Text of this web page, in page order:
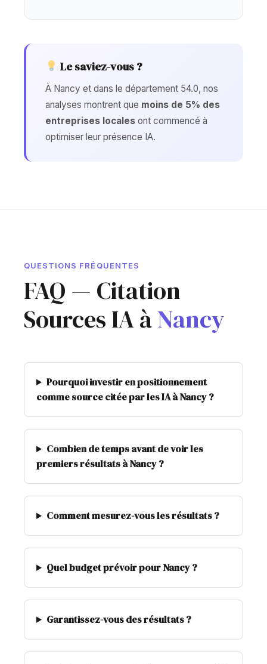
Le saviez-vous ?
À Nancy et dans le département 54.0, nos
analyses montrent que moins de 5% des
entreprises locales ont commencé à
optimiser leur présence IA.
QUESTIONS FRÉQUENTES
FAQ — Citation
Sources IA àNancy
Pourquoi investir en positionnement
comme source citée par les IA à Nancy ?
Combien de temps avant de voir les
premiers résultats à Nancy ?
Comment mesurez-vous les résultats ?
Quel budget prévoir pour Nancy ?
Garantissez-vous des résultats ?